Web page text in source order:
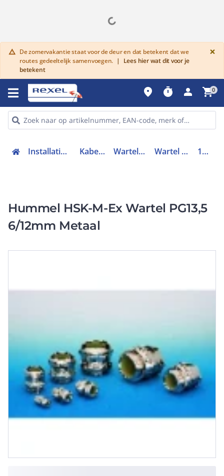
warning De zomervakantie staat voor de deur en dat betekent dat we
routes gedeeltelijk samenvoegen. |
Lees hier wat dit voor je
betekent
×
place timer person shopping_cart0
Installatiemateriaal en buizen Kabelverbindingen Wartels en toebehoren Wartel kabel- buisinvoer 1610130060
Hummel HSK-M-Ex Wartel PG13,5
6/12mm Metaal